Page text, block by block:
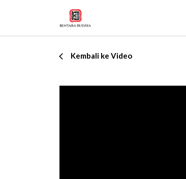
Kembali ke Video